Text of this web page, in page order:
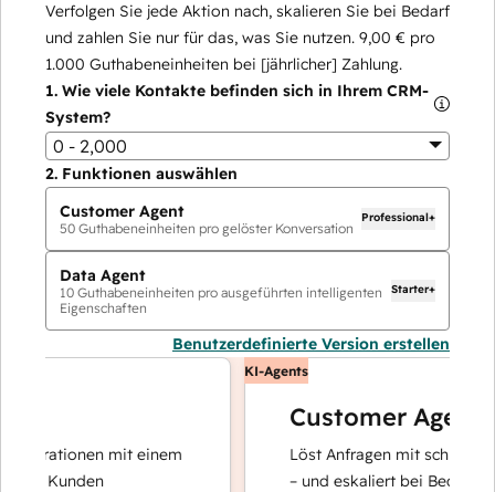
Verfolgen Sie jede Aktion nach, skalieren Sie bei Bedarf
und zahlen Sie nur für das, was Sie nutzen. 9,00 € pro
1.000 Guthabeneinheiten bei [jährlicher] Zahlung.
1. Wie viele Kontakte befinden sich in Ihrem CRM-
System?
0 - 2,000
2. Funktionen auswählen
Customer Agent
50 Guthabeneinheiten pro gelöster Konversation
Professional+
Data Agent
10 Guthabeneinheiten pro ausgeführten intelligenten
Eigenschaften
Starter+
Benutzerdefinierte Version erstellen
mit einem
Kunden
KI-Agents
Customer Agent
Löst Anfragen mit schnellen,
– und eskaliert bei Bedarf,